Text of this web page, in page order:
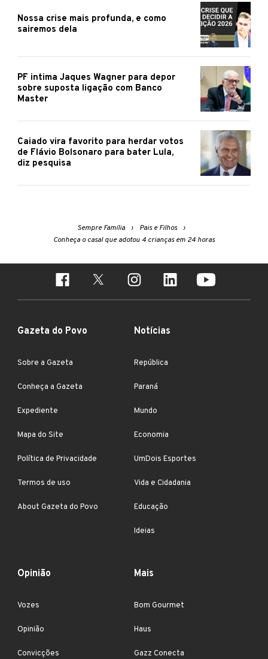
Nossa crise mais profunda, e como
sairemos dela
PF intima Jaques Wagner para depor
sobre suposta ligação com Banco
Master
Caiado vira favorito para herdar votos
de Flávio Bolsonaro para bater Lula,
diz pesquisa
Sempre Família
Pais e Filhos
Conheça o casal que adotou 4 crianças em 24 horas
Gazeta do Povo
Sobre a Gazeta
Conheça a Gazeta
Expediente
Mapa do Site
Política de Privacidade
Termos de uso
About Gazeta do Povo
Notícias
República
Paraná
Mundo
Economia
UmDois Esportes
Vida e Cidadania
Educação
Ideias
Opinião
Vozes
Opinião
Convicções
Mais
Bom Gourmet
Haus
Gazz Conecta